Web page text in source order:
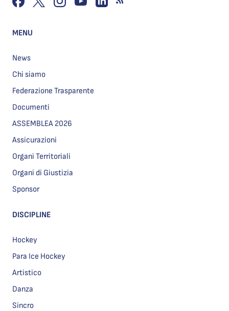
MENU
News
Chi siamo
Federazione Trasparente
Documenti
ASSEMBLEA 2026
Assicurazioni
Organi Territoriali
Organi di Giustizia
Sponsor
DISCIPLINE
Hockey
Para Ice Hockey
Artistico
Danza
Sincro